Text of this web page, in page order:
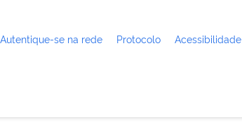
Autentique-se na rede Protocolo Acessibilidade